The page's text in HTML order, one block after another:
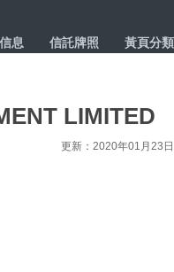
息 信託牌照 黃頁分類
LIMITED
更新：2020年01月23日